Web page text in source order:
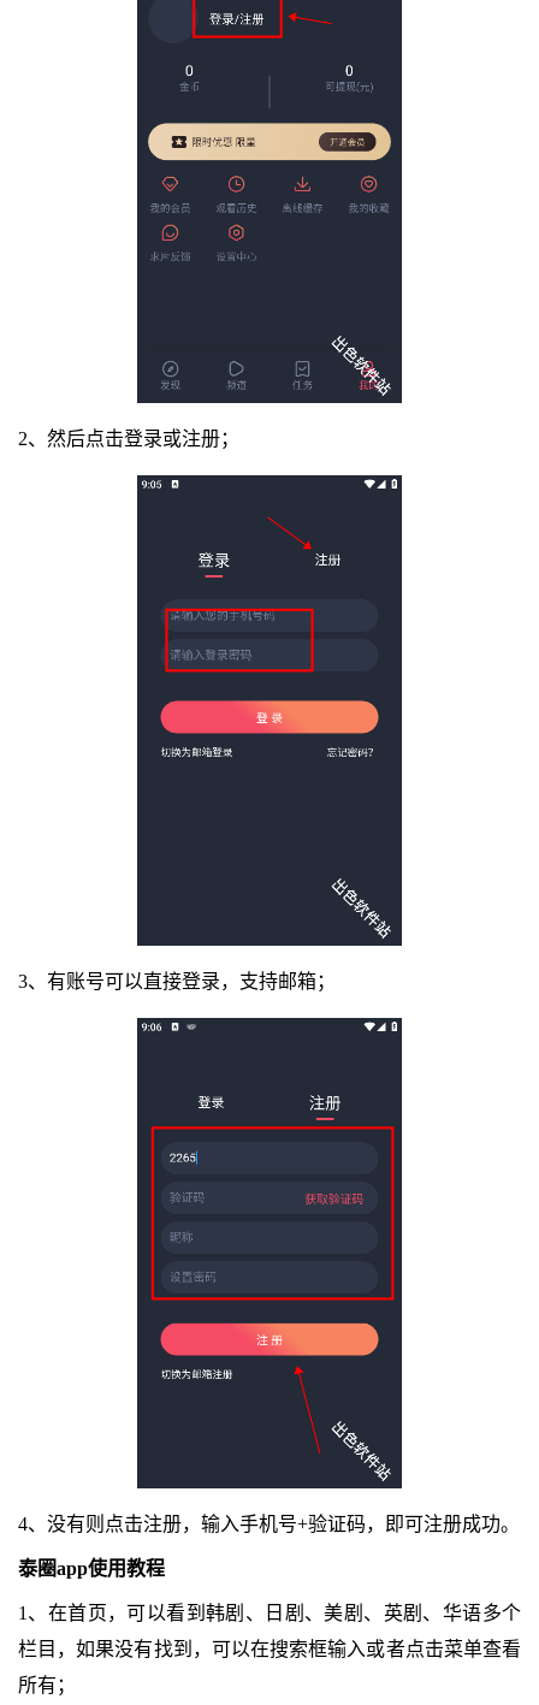
2、然后点击登录或注册；
3、有账号可以直接登录，支持邮箱；
4、没有则点击注册，输入手机号+验证码，即可注册成功。
泰圈app使用教程
1、在首页，可以看到韩剧、日剧、美剧、英剧、华语多个
栏目，如果没有找到，可以在搜索框输入或者点击菜单查看
所有；